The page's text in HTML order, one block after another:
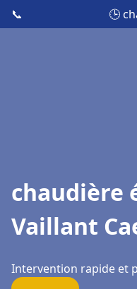
📞 🕒
chaudière
Vaillant
Intervention rapide et